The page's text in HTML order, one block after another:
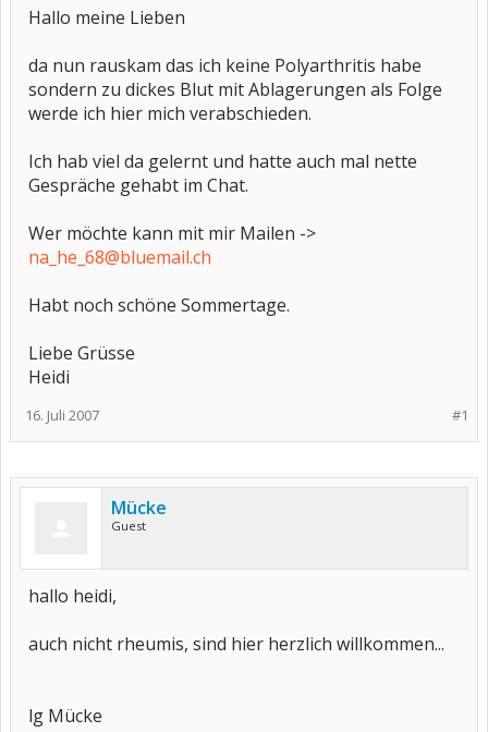
Hallo meine Lieben
da nun rauskam das ich keine Polyarthritis habe
sondern zu dickes Blut mit Ablagerungen als Folge
werde ich hier mich verabschieden.
Ich hab viel da gelernt und hatte auch mal nette
Gespräche gehabt im Chat.
Wer möchte kann mit mir Mailen ->
na_he_68@bluemail.ch
Habt noch schöne Sommertage.
Liebe Grüsse
Heidi
#1
16. Juli 2007
Mücke
Guest
hallo heidi,
auch nicht rheumis, sind hier herzlich willkommen...
lg Mücke